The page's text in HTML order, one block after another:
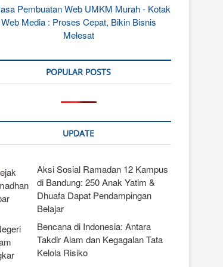
POPULAR POSTS
UPDATE
Aksi Sosial Ramadan 12 Kampus
di Bandung: 250 Anak Yatim &
Dhuafa Dapat Pendampingan
Belajar
Bencana di Indonesia: Antara
Takdir Alam dan Kegagalan Tata
Kelola Risiko